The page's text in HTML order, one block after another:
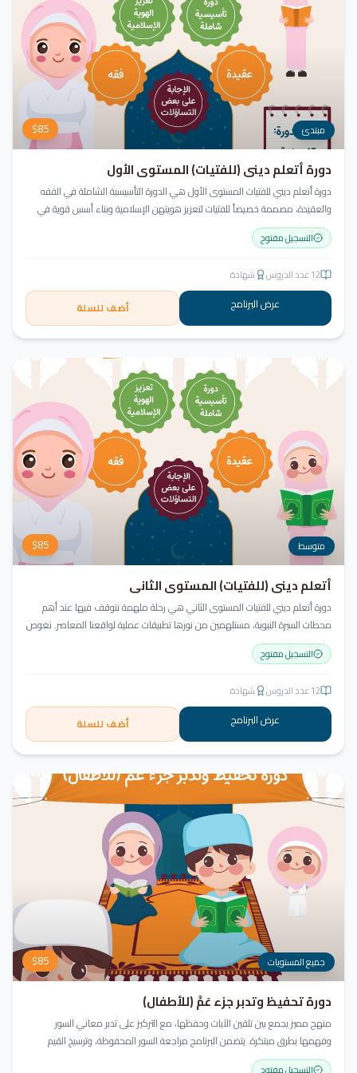
مبتدئ $85
دورة أتعلم ديني (للفتيات) المستوى الأول
دورة أتعلم ديني للفتيات المستوى الأول هي الدورة التأسيسية الشاملة في الفقه
والعقيدة، مصممة خصيصاً للفتيات لتعزيز هويتهن الإسلامية وبناء أسس قوية في
العقيدة والسلوك.
التسجيل مفتوح
12عدد الدروس شهادة
عرض البرنامج أضف للسلة
متوسط $85
أتعلم ديني (للفتيات) المستوى الثاني
دورة أتعلم ديني للفتيات المستوى الثاني هي رحلة ملهمة نتوقف فيها عند أهم
محطات السيرة النبوية، مستلهمين من نورها تطبيقات عملية لواقعنا المعاصر. نغوص
في أخلاق النبي ﷺ ونسعى للاقتداء به قولاً وفعلاً.
التسجيل مفتوح
12عدد الدروس شهادة
عرض البرنامج أضف للسلة
جميع المستويات $85
دورة تحفيظ وتدبر جزء عَمَّ (للأطفال)
منهج مميز يجمع بين تلقين الآيات وحفظها، مع التركيز على تدبر معاني السور
وفهمها بطرق مبتكرة. يتضمن البرنامج مراجعة السور المحفوظة، وترسيخ القيم
والأخلاق القرآنية، باستخدام أساليب ممتعة وأنشطة تفاعلية لتعزيز القراءة والفهم
التسجيل مفتوح